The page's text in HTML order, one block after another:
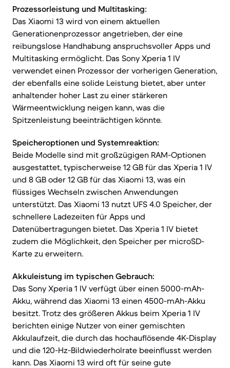
Prozessorleistung und Multitasking:
Das Xiaomi 13 wird von einem aktuellen
Generationenprozessor angetrieben, der eine
reibungslose Handhabung anspruchsvoller Apps und
Multitasking ermöglicht. Das Sony Xperia 1 IV
verwendet einen Prozessor der vorherigen Generation,
der ebenfalls eine solide Leistung bietet, aber unter
anhaltender hoher Last zu einer stärkeren
Wärmeentwicklung neigen kann, was die
Spitzenleistung beeinträchtigen könnte.
Speicheroptionen und Systemreaktion:
Beide Modelle sind mit großzügigen RAM-Optionen
ausgestattet, typischerweise 12 GB für das Xperia 1 IV
und 8 GB oder 12 GB für das Xiaomi 13, was ein
flüssiges Wechseln zwischen Anwendungen
unterstützt. Das Xiaomi 13 nutzt UFS 4.0 Speicher, der
schnellere Ladezeiten für Apps und
Datenübertragungen bietet. Das Xperia 1 IV bietet
zudem die Möglichkeit, den Speicher per microSD-
Karte zu erweitern.
Akkuleistung im typischen Gebrauch:
Das Sony Xperia 1 IV verfügt über einen 5000-mAh-
Akku, während das Xiaomi 13 einen 4500-mAh-Akku
besitzt. Trotz des größeren Akkus beim Xperia 1 IV
berichten einige Nutzer von einer gemischten
Akkulaufzeit, die durch das hochauflösende 4K-Display
und die 120-Hz-Bildwiederholrate beeinflusst werden
kann. Das Xiaomi 13 wird oft für seine gute